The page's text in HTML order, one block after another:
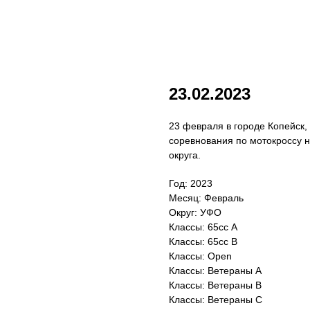
23.02.2023
23 февраля в городе Копейск,
соревнования по мотокроссу
округа.
Год: 2023
Месяц: Февраль
Округ: УФО
Классы: 65сс A
Классы: 65cc B
Классы: Open
Классы: Ветераны А
Классы: Ветераны B
Классы: Ветераны C